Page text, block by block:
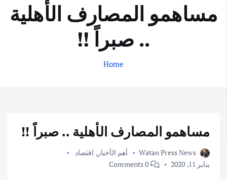
مساهمو المصارف الأهلية
.. صبراً !!
Home
مساهمو المصارف الأهلية .. صبراً !!
Watan Press News أهم الأخبار, اقتصاد
يناير 11, 2020